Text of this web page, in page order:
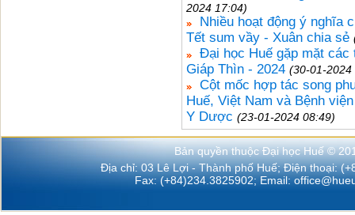
2024 17:04)
Nhiều hoạt động ý nghĩa
Tết sum vầy - Xuân chia sẻ
Đại học Huế gặp mặt các
Giáp Thìn - 2024 (30-01-2024
Cột mốc hợp tác song
Huế, Việt Nam và Bệnh
Y Dược (23-01-2024 08:49)
Bản quyền thuộc Đại học Huế ©
Địa chỉ: 03 Lê Lợi - Thành phố Huế; Điện thoại:
Fax: (+84)234.3825902; Email: